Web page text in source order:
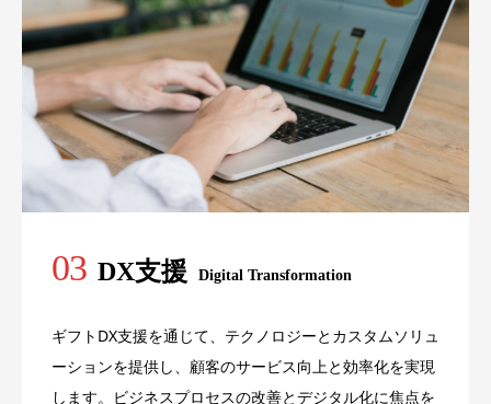
03 DX支援 Digital Transformation
ギフトDX支援を通じて、テクノロジーとカスタムソリュ
ーションを提供し、顧客のサービス向上と効率化を実現
します。ビジネスプロセスの改善とデジタル化に焦点を